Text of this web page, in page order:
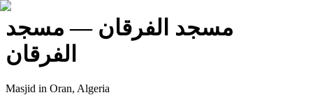
مسجد الفرقان — مسجد
الفرقان
Masjid in Oran, Algeria